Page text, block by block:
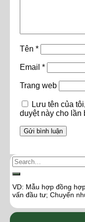
Tên *
Email *
Trang web
Lưu tên của
duyệt này cho lần
VD: Mẫu hợp đồng
vấn đầu tư; Chuyển